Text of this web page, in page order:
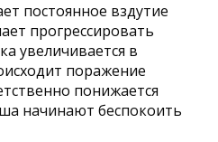
постоянное вздутие
прогрессировать
увеличивается в
поражение
понижается
начинают беспокоить